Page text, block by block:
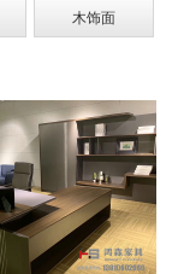
木饰面